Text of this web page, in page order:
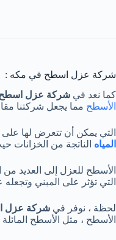
شركة عزل اسطح في مكه :
كما نعد في شركة عزل اسطح
الأسطح مما يجعل شركتنا
التي يمكن أن تتعرض لها على
المياه الناتجة من
الأسطح للعزل إلى العديد
التي تؤثر على المبني
لحظة ، نوفر في شركة عزل
الأسطح ، مثل الأسطح المائلة